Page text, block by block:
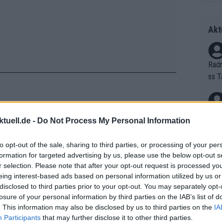
- Do Not Process My Personal Information
opt-out of the sale, sharing to third parties, or processing of your
for targeted advertising by us, please use the below opt-out
selection. Please note that after your opt-out request is processed
interest-based ads based on personal information utilized by us
to third parties prior to your opt-out. You may separately
of your personal information by third parties on the IAB’s list of
This information may also be disclosed by us to third parties on the
Participants that may further disclose it to other third parties.
bin wirklich glücklich, diesen Sieg
Arrieta im Ziel, Tränen zurückhaltend
Finale.
unsere Teamkollegen nach Hause.
dachte nicht, dass es vorbei ist, ich
harten Etappe weißt du nie, und ich
Limit. Ich wusste, Eulálio ist es
ss
as
Auf
V?